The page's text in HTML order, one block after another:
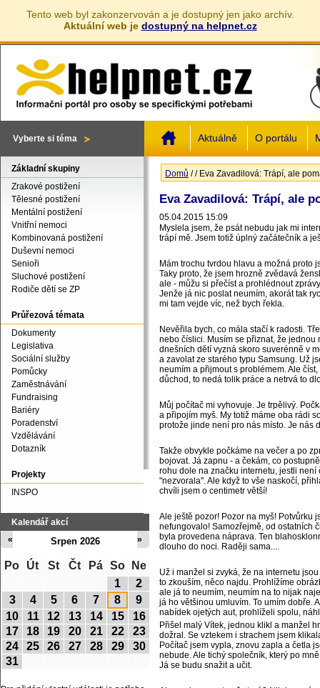
Tento web byl zakonzervován a je dostupný jen jako archív.
Aktuální web je dostupný na helpnet.cz
Vyberte si téma Aktuálně O portálu
Jste zde
Domů // Eva Zavadilová: Trápí, ale
Eva Zavadilová: Trápí, ale
05.04.2015 15:09
Myslela jsem, že psát nebudu jak mi
trápí mě. Jsem totiž úplný začátečník a
Mám trochu tvrdou hlavu a možná proto
Taky proto, že jsem hrozně zvědavá
ale - můžu si přečíst a prohlédnout
Jenže já nic poslat neumím, akorát tak
mi tam vejde víc, než bych řekla.
Nevěřila bych, co mála stačí k radosti.
nebo číslici. Musím se přiznat, že
dnešních dětí vyzná skoro suverénně v
a zavolat ze starého typu Samsung. Už
neumím a přijmout s problémem. Ale
důchod, to nedá tolik práce a netrvá to
Můj počítač mi vyhovuje. Je trpělivý.
a připojím myš. My totiž máme oba rádi
protože jinde není pro nás místo. Je nás
Takže obvykle počkáme na večer a po
bojovat. Já zapnu - a čekám, co
rohu dole na značku internetu, jestli není
"nezvorala". Ale když to vše naskočí,
chvíli jsem o centimetr větší!
Ale ještě pozor! Pozor na myš! Potvůrku
nefungovalo! Samozřejmě, od ostatních
byla provedena náprava. Ten
dlouho do noci. Raději sama....
Už i manžel si zvyká, že na internetu
to zkouším, něco najdu. Prohlížíme
ale já to neumím, neumím na to nijak
já ho většinou umluvím. To umím dobře.
nabídek ojetých aut, prohlíželi spolu,
Přišel malý Vítek, jednou klikl a manžel
dožral. Se vztekem i strachem jsem
Počítač jsem vypla, znovu zapla a četla
nebude. Ale tichý společník, který po
Já se budu snažit a učit.
Základní skupiny
Zrakové postižení
Tělesné postižení
Mentální postižení
Vnitřní nemoci
Kombinovaná postižení
Duševní nemoci
Senioři
Sluchové postižení
Rodiče dětí se ZP
Průřezová témata
Dokumenty
Legislativa
Sociální služby
Pomůcky
Zaměstnávání
Fundraising
Bariéry
Poradenství
Vzdělávání
Dotazník
Projekty
INSPO
Kalendář akcí
Srpen 2026
« »
Po Út St Čt Pá So
Ne
1
2
3
4 5 6 7 8
9
10
11 12 13 14 15
16
17
18 19 20 21 22
23
24
25 26 27 28 29
30
31